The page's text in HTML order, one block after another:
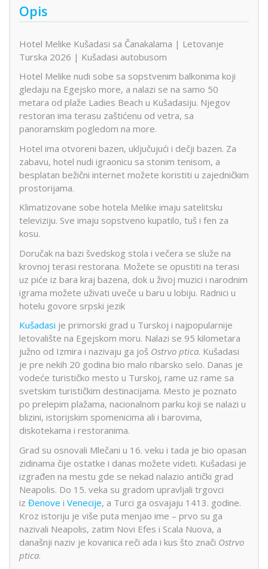
Opis
Hotel Melike Kušadasi sa Čanakalama | Letovanje
Turska 2026 | Kušadasi autobusom
Hotel Melike nudi sobe sa sopstvenim balkonima koji
gledaju na Egejsko more, a nalazi se na samo 50
metara od plaže Ladies Beach u Kušadasiju. Njegov
restoran ima terasu zaštićenu od vetra, sa
panoramskim pogledom na more.
Hotel ima otvoreni bazen, uključujući i dečji bazen. Za
zabavu, hotel nudi igraonicu sa stonim tenisom, a
besplatan bežični internet možete koristiti u zajedničkim
prostorijama.
Klimatizovane sobe hotela Melike imaju satelitsku
televiziju. Sve imaju sopstveno kupatilo, tuš i fen za
kosu.
Doručak na bazi švedskog stola i večera se služe na
krovnoj terasi restorana. Možete se opustiti na terasi
uz piće iz bara kraj bazena, dok u živoj muzici i narodnim
igrama možete uživati uveče u baru u lobiju. Radnici u
hotelu govore srpski jezik
Kušadasi je primorski grad u Turskoj i najpopularnije
letovalište na Egejskom moru. Nalazi se 95 kilometara
južno od Izmira i nazivaju ga još Ostrvo ptica. Kušadasi
je pre nekih 20 godina bio malo ribarsko selo. Danas je
vodeće turističko mesto u Turskoj, rame uz rame sa
svetskim turističkim destinacijama. Mesto je poznato
po prelepim plažama, nacionalnom parku koji se nalazi u
blizini, istorijskim spomenicima ali i barovima,
diskotekama i restoranima.
Grad su osnovali Mlečani u 16. veku i tada je bio opasan
zidinama čije ostatke i danas možete videti. Kušadasi je
izgrađen na mestu gde se nekad nalazio antički grad
Neapolis. Do 15. veka su gradom upravljali trgovci
iz Đenove i Venecije, a Turci ga osvajaju 1413. godine.
Kroz istoriju je više puta menjao ime – prvo su ga
nazivali Neapolis, zatim Novi Efes i Scala Nuova, a
današnji naziv je kovanica reči ada i kus što znači Ostrvo
ptica.